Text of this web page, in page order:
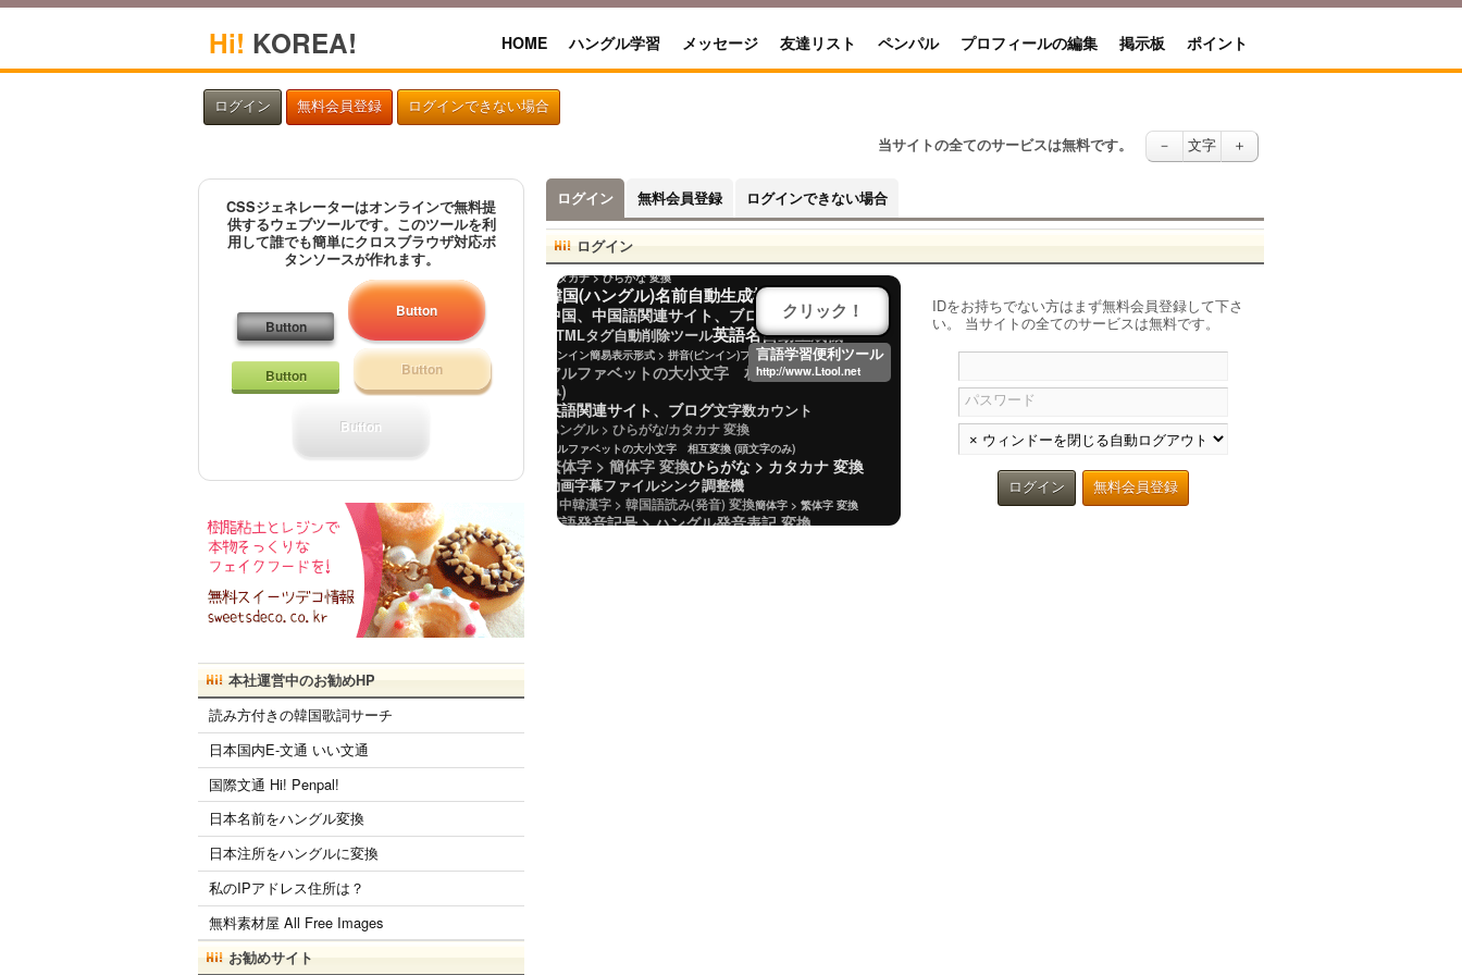
Hi! KOREA! HOME ハングル学習 メッセージ 友達リスト ペンパル プロフィールの編集 掲示板 ポイント
ログイン 無料会員登録 ログインできない場合
当サイトの全てのサービスは無料です。 － 文字 ＋
ログイン 無料会員登録 ログインできない場合
ログイン
IDをお持ちでない方はまず無料会員登録して下さ
い。 当サイトの全てのサービスは無料です。
パスワード
ログイン 無料会員登録
日本人名読み方サーチ
日本郵便番号検索/日本郵便番号ローマ字、ハングル変換
韓国全国大学校検索
中国語「簡体字・繁体字」 > カタカナ発音 変換
日本人名自動生成機
カタカナ > ひらがな 変換
韓国(ハングル)名前自動生成機
中国、中国語関連サイト、ブログ
HTMLタグ自動削除ツール英語名自動生成機
ピンイン簡易表示形式 > 拼音(ピンイン)フォント形式 変換
アルファベットの大小文字 相互変換 (頭文字の
み)
英語関連サイト、ブログ文字数カウント
ハングル > ひらがな/カタカナ 変換
アルファベットの大小文字 相互変換 (頭文字のみ)
繁体字 > 簡体字 変換ひらがな > カタカナ 変換
動画字幕ファイルシンク調整機
日中韓漢字 > 韓国語読み(発音) 変換簡体字 > 繁体字 変換
英語発音記号 > ハングル発音表記 変換
クリック！
言語学習便利ツール
http://www.Ltool.net
CSSジェネレーターはオンラインで無料提
供するウェブツールです。このツールを利
用して誰でも簡単にクロスブラウザ対応ボ
タンソースが作れます。
Button
Button
Button Button
Button
本社運営中のお勧めHP
読み方付きの韓国歌詞サーチ
日本国内E-文通 いい文通
国際文通 Hi! Penpal!
日本名前をハングル変換
日本注所をハングルに変換
私のIPアドレス住所は？
無料素材屋 All Free Images
お勧めサイト